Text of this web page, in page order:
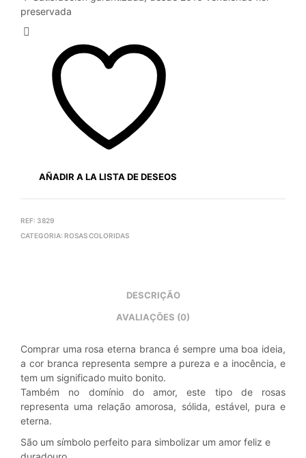
preservada
AÑADIR A LA LISTA DE DESEOS
REF: 3829
CATEGORIA: ROSAS COLORIDAS
DESCRIÇÃO
AVALIAÇÕES (0)
Comprar uma rosa eterna branca é sempre uma boa ideia,
a cor branca representa sempre a pureza e a inocência, e
tem um significado muito bonito.
Também no domínio do amor, este tipo de rosas
representa uma relação amorosa, sólida, estável, pura e
eterna.
São um símbolo perfeito para simbolizar um amor feliz e